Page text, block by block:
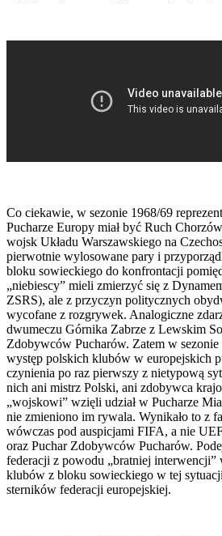
Co ciekawie, w sezonie 1968/69
Pucharze Europy miał być Ruch
wojsk Układu Warszawskiego na
pierwotnie wylosowane pary i
bloku sowieckiego do konfrontacji
„niebiescy” mieli zmierzyć się z
ZSRS), ale z przyczyn politycznych
wycofane z rozgrywek. Analogiczne
dwumeczu Górnika Zabrze z Lewskim
Zdobywców Pucharów. Zatem w
występ polskich klubów w europejskich
czynienia po raz pierwszy z nietypową
nich ani mistrz Polski, ani zdobywca
„wojskowi” wzięli udział w Pucharze
nie zmieniono im rywala. Wynikało to z
wówczas pod auspicjami FIFA, a nie
oraz Puchar Zdobywców Pucharów.
federacji z powodu „bratniej interwencji”
klubów z bloku sowieckiego w tej
sterników federacji europejskiej.